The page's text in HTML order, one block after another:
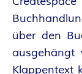
S
Y
über den
ausgehängt
Klappentext